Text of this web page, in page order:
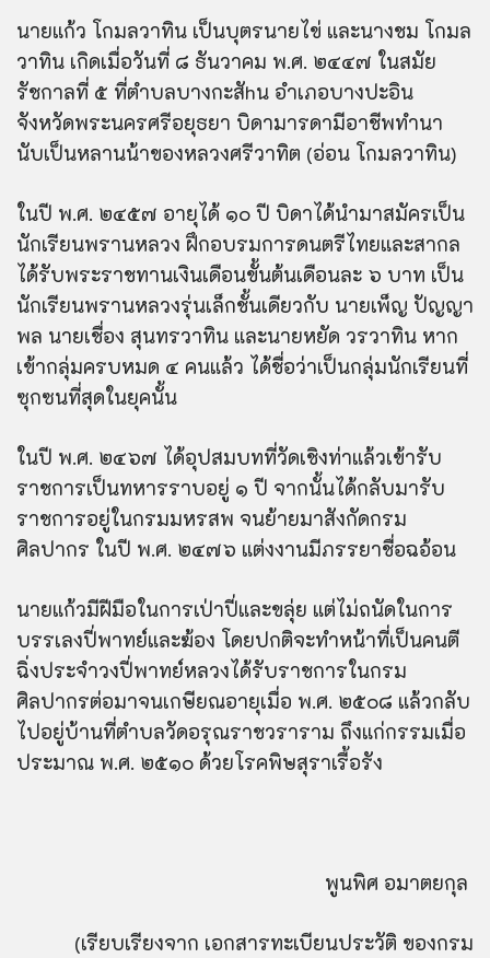
นายแก้ว โกมลวาทิน เป็นบุตรนายไข่ และนางชม โกมล
วาทิน เกิดเมื่อวันที่ ๘ ธันวาคม พ.ศ. ๒๔๔๗ ในสมัย
รัชกาลที่ ๕ ที่ตำบลบางกะสัhน อำเภอบางปะอิน
จังหวัดพระนครศรีอยุธยา บิดามารดามีอาชีพทำนา
นับเป็นหลานน้าของหลวงศรีวาทิต (อ่อน โกมลวาทิน)
ในปี พ.ศ. ๒๔๕๗ อายุได้ ๑๐ ปี บิดาได้นำมาสมัครเป็น
นักเรียนพรานหลวง ฝึกอบรมการดนตรีไทยและสากล
ได้รับพระราชทานเงินเดือนขั้นต้นเดือนละ ๖ บาท เป็น
นักเรียนพรานหลวงรุ่นเล็กชั้นเดียวกับ นายเพ็ญ ปัญญา
พล นายเชื่อง สุนทรวาทิน และนายหยัด วรวาทิน หาก
เข้ากลุ่มครบหมด ๔ คนแล้ว ได้ชื่อว่าเป็นกลุ่มนักเรียนที่
ซุกซนที่สุดในยุคนั้น
ในปี พ.ศ. ๒๔๖๗ ได้อุปสมบทที่วัดเชิงท่าแล้วเข้ารับ
ราชการเป็นทหารราบอยู่ ๑ ปี จากนั้นได้กลับมารับ
ราชการอยู่ในกรมมหรสพ จนย้ายมาสังกัดกรม
ศิลปากร ในปี พ.ศ. ๒๔๗๖ แต่งงานมีภรรยาชื่อฉอ้อน
นายแก้วมีฝีมือในการเป่าปี่และขลุ่ย แต่ไม่ถนัดในการ
บรรเลงปี่พาทย์และฆ้อง โดยปกติจะทำหน้าที่เป็นคนตี
ฉิ่งประจำวงปี่พาทย์หลวงได้รับราชการในกรม
ศิลปากรต่อมาจนเกษียณอายุเมื่อ พ.ศ. ๒๕๐๘ แล้วกลับ
ไปอยู่บ้านที่ตำบลวัดอรุณราชวราราม ถึงแก่กรรมเมื่อ
ประมาณ พ.ศ. ๒๕๑๐ ด้วยโรคพิษสุราเรื้อรัง
พูนพิศ อมาตยกุล
(เรียบเรียงจาก เอกสารทะเบียนประวัติ ของกรม